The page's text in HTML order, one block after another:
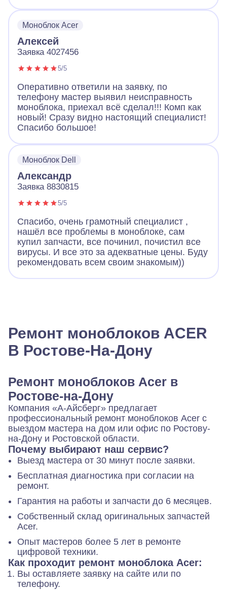
Моноблок Acer
Алексей
Заявка 4027456
5/5
Оперативно ответили на заявку, по
телефону мастер выявил неисправность
моноблока, приехал всё сделал!!! Комп как
новый! Сразу видно настоящий специалист!
Спасибо большое!
Моноблок Dell
Александр
Заявка 8830815
5/5
Спасибо, очень грамотный специалист ,
нашёл все проблемы в моноблоке, сам
купил запчасти, все починил, почистил все
вирусы. И все это за адекватные цены. Буду
рекомендовать всем своим знакомым))
Ремонт моноблоков ACER
В Ростове-На-Дону
Ремонт моноблоков Acer в
Ростове-на-Дону
Компания «А-Айсберг» предлагает
профессиональный ремонт моноблоков Acer с
выездом мастера на дом или офис по Ростову-
на-Дону и Ростовской области.
Почему выбирают наш сервис?
Выезд мастера от 30 минут после заявки.
Бесплатная диагностика при согласии на
ремонт.
Гарантия на работы и запчасти до 6 месяцев.
Собственный склад оригинальных запчастей
Acer.
Опыт мастеров более 5 лет в ремонте
цифровой техники.
Как проходит ремонт моноблока Acer:
Вы оставляете заявку на сайте или по
телефону.